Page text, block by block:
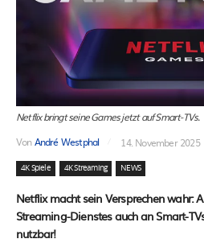
Netflix bringt seine Games jetzt auf Smart-TVs.
VonAndré Westphal 14. November 2025
4K Spiele 4K Streaming NEWS
Netflix macht sein Versprechen wahr:
Streaming-Dienstes auch an Smart-
nutzbar!